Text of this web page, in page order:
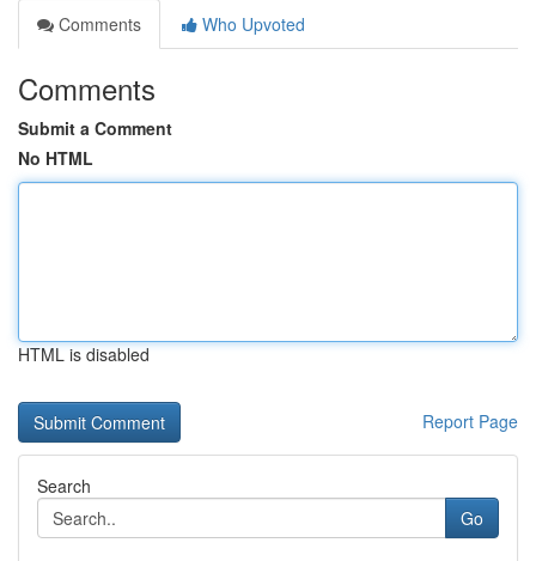
Comments
Who Upvoted
Comments
Submit a Comment
No HTML
HTML is disabled
Report Page
Search
Go